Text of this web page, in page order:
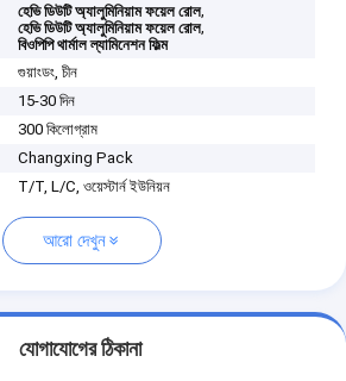
হেভি ডিউটি ​​অ্যালুমিনিয়াম ফয়েল রোল,
হেভি ডিউটি ​​অ্যালুমিনিয়াম ফয়েল রোল,
বিওপিপি থার্মাল ল্যামিনেশন ফিল্ম
গুয়াংডং, চীন
15-30 দিন
300 কিলোগ্রাম
Changxing Pack
T/T, L/C, ওয়েস্টার্ন ইউনিয়ন
আরো দেখুন
যোগাযোগের ঠিকানা